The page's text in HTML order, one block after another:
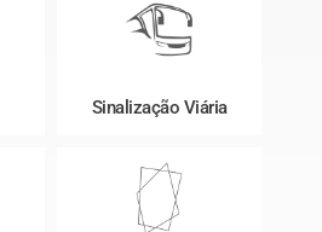
Sinalização Viária